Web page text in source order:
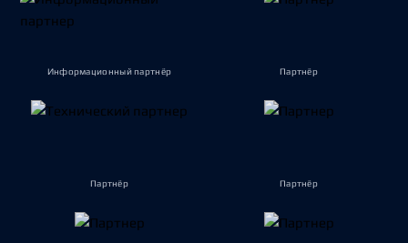
Информационный партнёр Партнёр
Партнёр Партнёр